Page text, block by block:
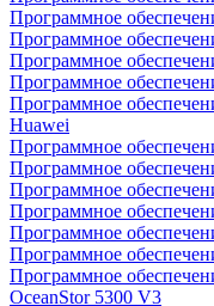
Программное
Программное
Программное
Программное
Программное
Huawei
Программное
Программное
Программное
Программное
Программное
Программное
Программное
OceanStor 5300 V3